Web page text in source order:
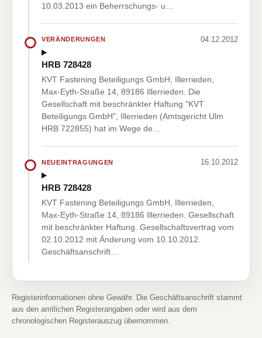
10.03.2013 ein Beherrschungs- u…
VERÄNDERUNGEN 04.12.2012
HRB 728428
KVT Fastening Beteiligungs GmbH, Illerrieden,
Max-Eyth-Straße 14, 89186 Illerrieden. Die
Gesellschaft mit beschränkter Haftung "KVT
Beteiligungs GmbH", Illerrieden (Amtsgericht Ulm
HRB 722855) hat im Wege de…
NEUEINTRAGUNGEN 16.10.2012
HRB 728428
KVT Fastening Beteiligungs GmbH, Illerrieden,
Max-Eyth-Straße 14, 89186 Illerrieden. Gesellschaft
mit beschränkter Haftung. Gesellschaftsvertrag vom
02.10.2012 mit Änderung vom 10.10.2012.
Geschäftsanschrift…
Registerinformationen ohne Gewähr. Die Geschäftsanschrift stammt
aus den amtlichen Registerangaben oder wird aus dem
chronologischen Registerauszug übernommen.